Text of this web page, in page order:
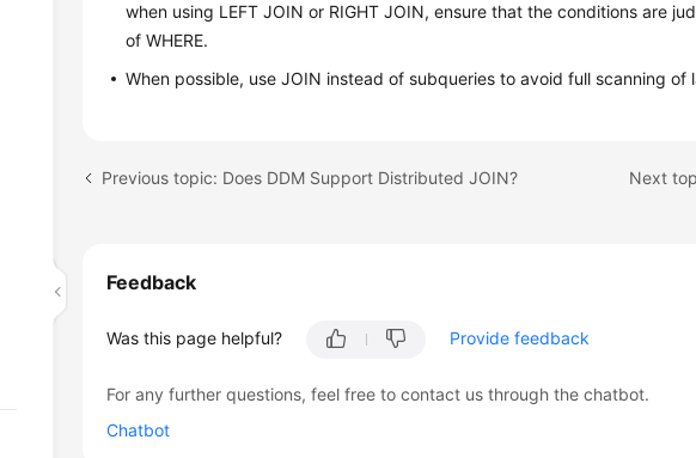
when using LEFT JOIN or RIGHT JOIN, ensure that the conditions are
of WHERE.
When possible, use JOIN instead of subqueries to avoid full scanning of
Previous topic: Does DDM Support Distributed JOIN?
Feedback
Was this page helpful? Provide feedback
For any further questions, feel free to contact us through the chatbot.
Chatbot